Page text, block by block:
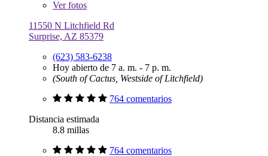
Verfotos
11550 N Litchfield Rd
Surprise, AZ 85379
(623) 583-6238
Hoy abierto de 7 a. m. - 7 p. m.
(South of Cactus, Westside of Litchfield)
764 comentarios
Distancia estimada
8.8 millas
764 comentarios